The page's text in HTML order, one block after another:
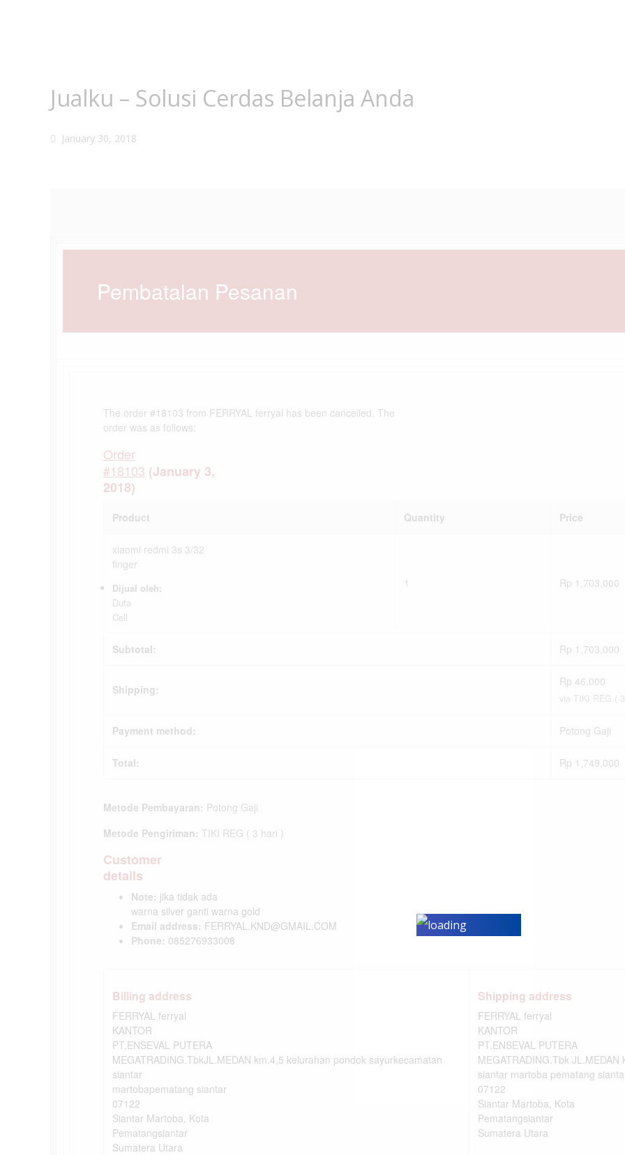
Jualku – Solusi Cerdas Belanja Anda
January 30, 2018
Pembatalan Pesanan
The order #18103 from FERRYAL ferryal has been cancelled. The
order was as follows:
Order
#18103 (January 3,
2018)
Product Quantity Price
xiaomi redmi 3s 3/32
finger
Dijual oleh:
Duta
Cell
1 Rp 1,703,000
Subtotal: Rp 1,703,000
Shipping:
Rp 46,000
via TIKI REG (
Payment method: Potong Gaji
Total: Rp 1,749,000
Metode Pembayaran: Potong Gaji
Metode Pengiriman: TIKI REG ( 3 hari )
Customer
details
Note: jika tidak ada
warna silver ganti warna gold
Email address: FERRYAL.KND@GMAIL.COM
Phone: 085276933008
Billing address
FERRYAL ferryal
KANTOR
PT.ENSEVAL PUTERA
MEGATRADING.TbkJL.MEDAN km.4,5 kelurahan pondok sayurkecamatan
siantar
martobapematang siantar
07122
Siantar Martoba, Kota
Pematangsiantar
Sumatera Utara
Shipping address
FERRYAL ferryal
KANTOR
PT.ENSEVAL PUTERA
MEGATRADING.Tbk
siantar martoba pematang
07122
Siantar Martoba, Kota
Pematangsiantar
Sumatera Utara